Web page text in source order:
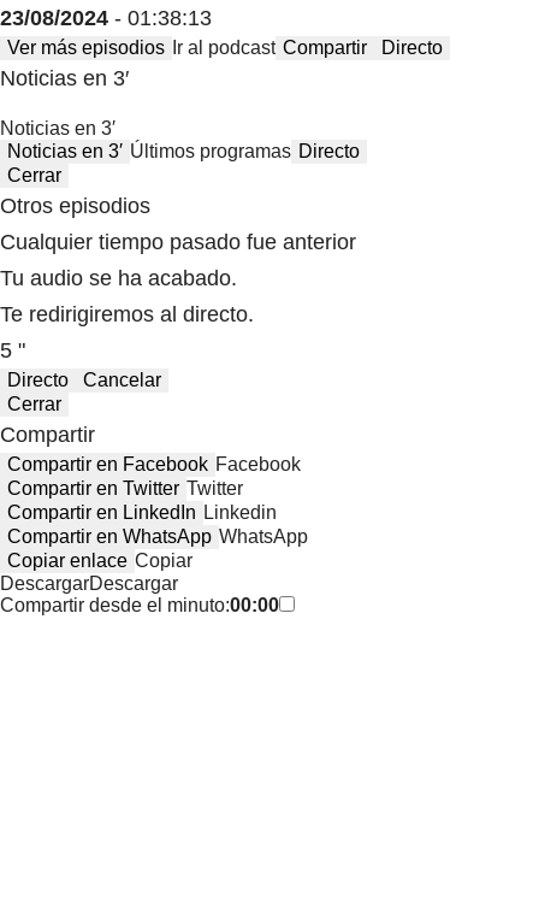
23/08/2024 - 01:38:13
Ver más episodios Ir al podcast Compartir Directo
Noticias en 3′
Noticias en 3′
Noticias en 3′ Últimos programas Directo
Cerrar
Otros episodios
Cualquier tiempo pasado fue anterior
Tu audio se ha acabado.
Te redirigiremos al directo.
5 "
Directo
Cancelar
Cerrar
Compartir
Compartir en Facebook Facebook
Compartir en Twitter Twitter
Compartir en LinkedIn Linkedin
Compartir en WhatsApp WhatsApp
Copiar enlace Copiar
DescargarDescargar
Compartir desde el minuto:00:00